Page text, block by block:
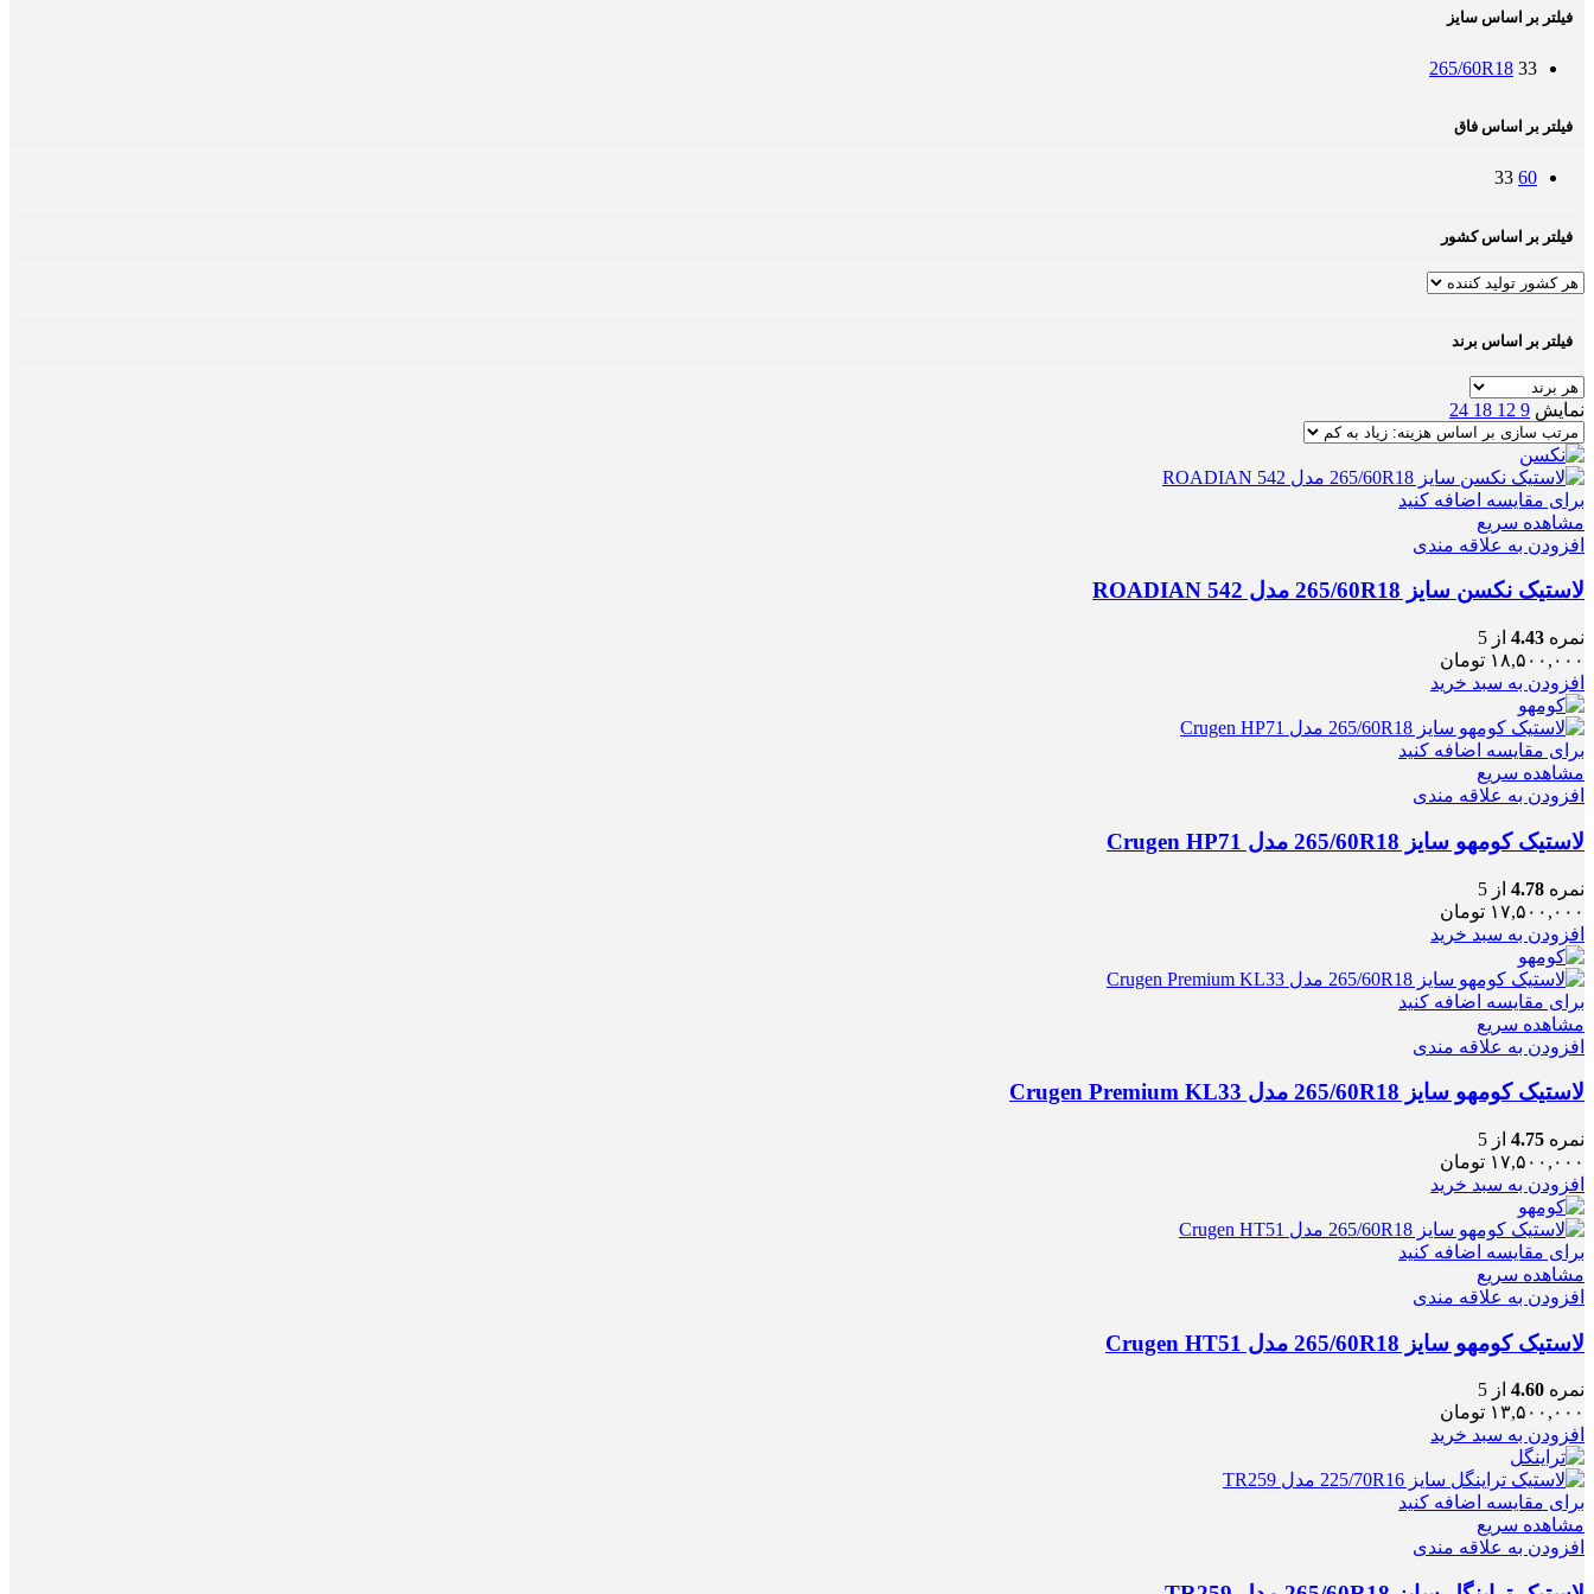
فیلتر بر اساس سایز
265/60R18 33
فیلتر بر اساس فاق
60
33
فیلتر بر اساس کشور
فیلتر بر اساس برند
نمایش 9
12
18
24
برای مقایسه اضافه کنید
مشاهده سریع
افزودن به علاقه مندی
لاستیک نکسن سایز 265/60R18 مدل ROADIAN 542
نمره 4.43 از 5
۱۸,۵۰۰,۰۰۰ تومان
افزودن به سبد خرید
برای مقایسه اضافه کنید
مشاهده سریع
افزودن به علاقه مندی
لاستیک کومهو سایز 265/60R18 مدل Crugen HP71
نمره 4.78 از 5
۱۷,۵۰۰,۰۰۰ تومان
افزودن به سبد خرید
برای مقایسه اضافه کنید
مشاهده سریع
افزودن به علاقه مندی
لاستیک کومهو سایز 265/60R18 مدل Crugen Premium KL33
نمره 4.75 از 5
۱۷,۵۰۰,۰۰۰ تومان
افزودن به سبد خرید
برای مقایسه اضافه کنید
مشاهده سریع
افزودن به علاقه مندی
لاستیک كومهو سایز 265/60R18 مدل Crugen HT51
نمره 4.60 از 5
۱۳,۵۰۰,۰۰۰ تومان
افزودن به سبد خرید
برای مقایسه اضافه کنید
مشاهده سریع
افزودن به علاقه مندی